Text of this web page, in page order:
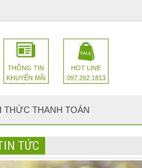
THÔNG TIN
KHUYẾN MÃI
HOT LINE
097.262.1813
THỨC THANH TOÁN
TỨC